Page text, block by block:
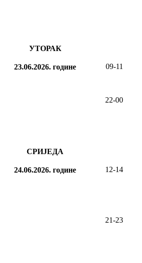
УТОРАК
23.06.2026. године 09-11
22-00
СРИЈЕДА
24.06.2026. године 12-14
21-23